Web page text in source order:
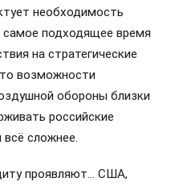
необходимость
самое подходящее время
на стратегические
возможности
обороны близки
российские
сложнее.
проявляют… США,